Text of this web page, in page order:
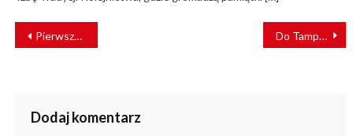
NAWIGACJA
WPISU
Pierwsze dwa tramwaje Citadis X05 od Alstom dotarły do Aten Do Tampere w Finlandii przyjedzie w pełni wyposażony tramwaj Ratikka
Dodaj komentarz